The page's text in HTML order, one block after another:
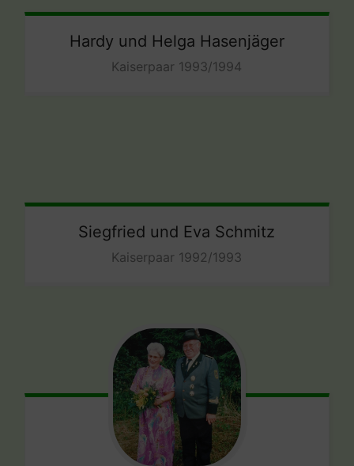
Hardy und Helga Hasenjäger
Kaiserpaar 1993/1994
Siegfried und Eva Schmitz
Kaiserpaar 1992/1993